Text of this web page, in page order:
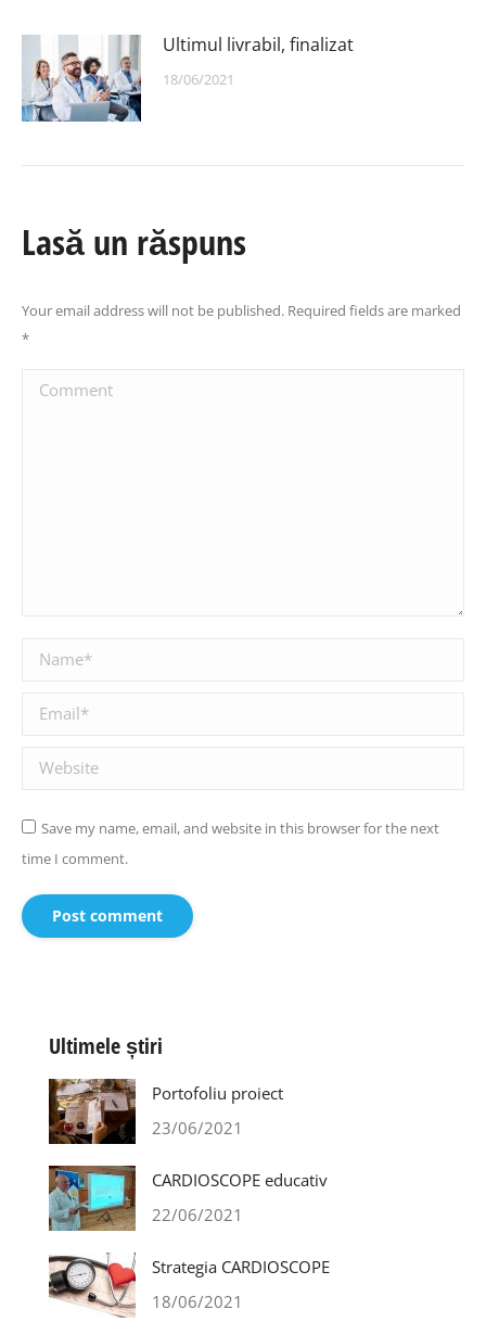
Ultimul livrabil, finalizat
18/06/2021
Lasă un răspuns
Your email address will not be published. Required fields are marked
*
Comment
Name *
Email *
Website
Save my name, email, and website in this browser for the next
time I comment.
Post comment
Ultimele știri
Portofoliu proiect
23/06/2021
CARDIOSCOPE educativ
22/06/2021
Strategia CARDIOSCOPE
18/06/2021